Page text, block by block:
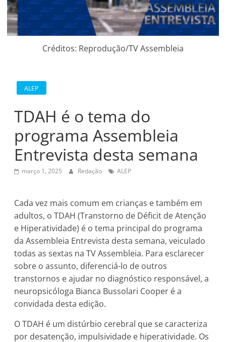
Créditos: Reprodução/TV Assembleia
ALEP
TDAH é o tema do
programa Assembleia
Entrevista desta semana
março 1, 2025 Redação ALEP
Cada vez mais comum em crianças e também em
adultos, o TDAH (Transtorno de Déficit de Atenção
e Hiperatividade) é o tema principal do programa
da Assembleia Entrevista desta semana, veiculado
todas as sextas na TV Assembleia. Para esclarecer
sobre o assunto, diferenciá-lo de outros
transtornos e ajudar no diagnóstico responsável, a
neuropsicóloga Bianca Bussolari Cooper é a
convidada desta edição.
O TDAH é um distúrbio cerebral que se caracteriza
por desatenção, impulsividade e hiperatividade. Os